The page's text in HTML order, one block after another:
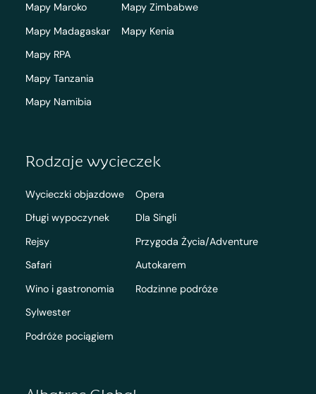
Mapy Maroko
Mapy Madagaskar
Mapy RPA
Mapy Tanzania
Mapy Namibia
Mapy Zimbabwe
Mapy Kenia
Rodzaje wycieczek
Wycieczki objazdowe
Długi wypoczynek
Rejsy
Safari
Wino i gastronomia
Sylwester
Podróże pociągiem
Opera
Dla Singli
Przygoda Życia/Adventure
Autokarem
Rodzinne podróże